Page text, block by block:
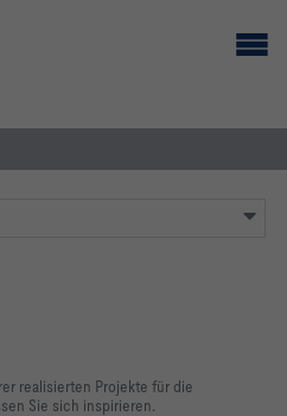
realisierten Projekte für die
Sie sich inspirieren.